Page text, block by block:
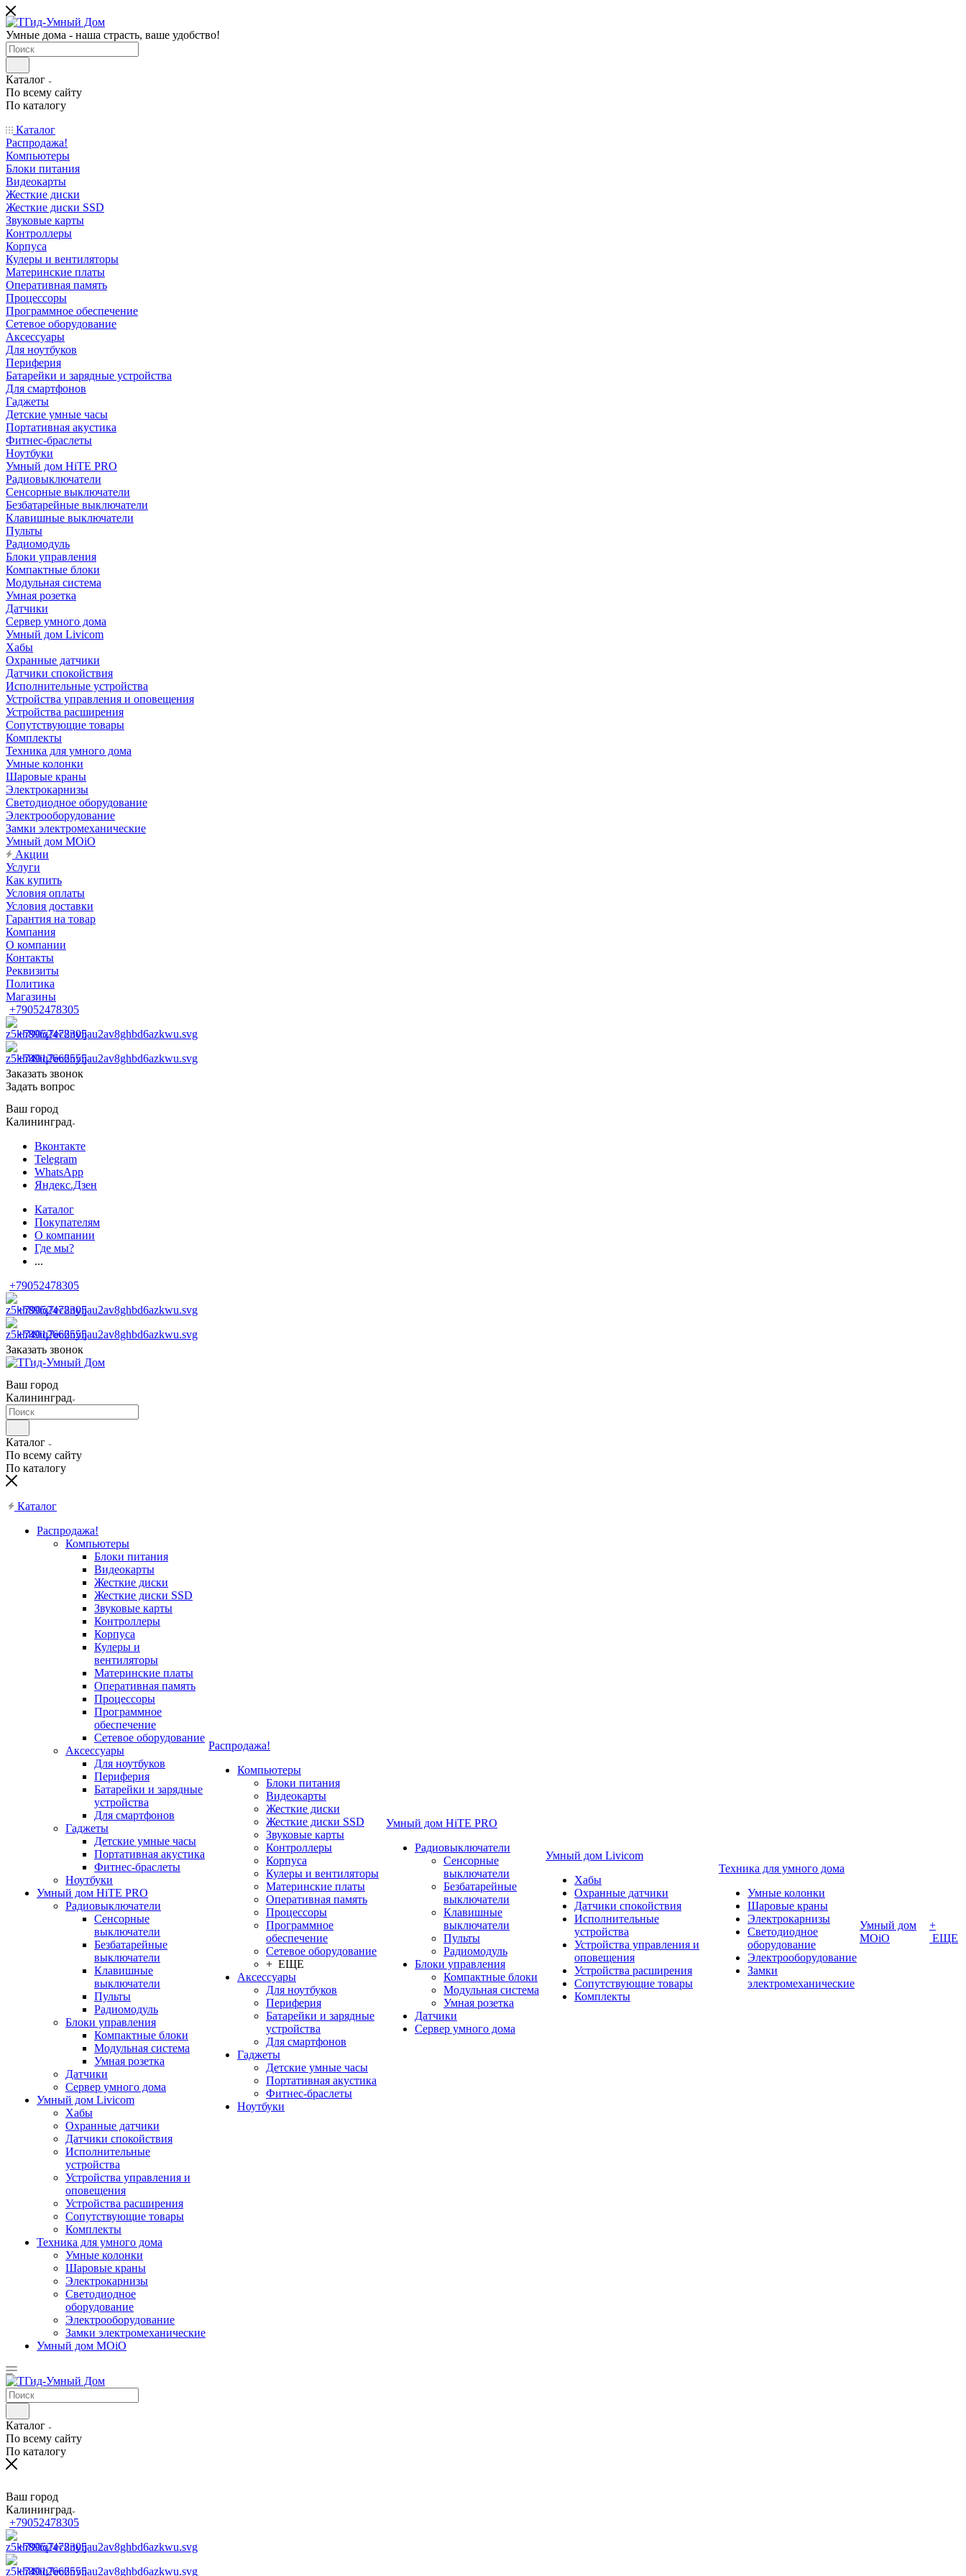
Умные дома - наша страсть, ваше удобство!
Каталог
По всему сайту
По каталогу
Каталог
Распродажа!
Компьютеры
Блоки питания
Видеокарты
Жесткие диски
Жесткие диски SSD
Звуковые карты
Контроллеры
Корпуса
Кулеры и вентиляторы
Материнские платы
Оперативная память
Процессоры
Программное обеспечение
Сетевое оборудование
Аксессуары
Для ноутбуков
Периферия
Батарейки и зарядные устройства
Для смартфонов
Гаджеты
Детские умные часы
Портативная акустика
Фитнес-браслеты
Ноутбуки
Умный дом HiTE PRO
Радиовыключатели
Сенсорные выключатели
Безбатарейные выключатели
Клавишные выключатели
Пульты
Радиомодуль
Блоки управления
Компактные блоки
Модульная система
Умная розетка
Датчики
Сервер умного дома
Умный дом Livicom
Хабы
Охранные датчики
Датчики спокойствия
Исполнительные устройства
Устройства управления и оповещения
Устройства расширения
Сопутствующие товары
Комплекты
Техника для умного дома
Умные колонки
Шаровые краны
Электрокарнизы
Светодиодное оборудование
Электрооборудование
Замки электромеханические
Умный дом MOiO
Акции
Услуги
Как купить
Условия оплаты
Условия доставки
Гарантия на товар
Компания
О компании
Контакты
Реквизиты
Политика
Магазины
+79052478305
+79052478305
+74012666555
Заказать звонок
Задать вопрос
Ваш город
Калининград
Вконтакте
Telegram
WhatsApp
Яндекс.Дзен
Каталог
Покупателям
О компании
Где мы?
...
+79052478305
+79052478305
+74012666555
Заказать звонок
Ваш город
Калининград
Каталог
По всему сайту
По каталогу
Каталог
Распродажа!
Компьютеры
Блоки питания
Видеокарты
Жесткие диски
Жесткие диски SSD
Звуковые карты
Контроллеры
Корпуса
Кулеры и
вентиляторы
Материнские платы
Оперативная память
Процессоры
Программное
обеспечение
Сетевое оборудование
Аксессуары
Для ноутбуков
Периферия
Батарейки и зарядные
устройства
Для смартфонов
Гаджеты
Детские умные часы
Портативная акустика
Фитнес-браслеты
Ноутбуки
Умный дом HiTE PRO
Радиовыключатели
Сенсорные
выключатели
Безбатарейные
выключатели
Клавишные
выключатели
Пульты
Радиомодуль
Блоки управления
Компактные блоки
Модульная система
Умная розетка
Датчики
Сервер умного дома
Умный дом Livicom
Хабы
Охранные датчики
Датчики спокойствия
Исполнительные
устройства
Устройства управления и
оповещения
Устройства расширения
Сопутствующие товары
Комплекты
Техника для умного дома
Умные колонки
Шаровые краны
Электрокарнизы
Светодиодное
оборудование
Электрооборудование
Замки электромеханические
Умный дом MOiO
Распродажа!
Компьютеры
Блоки питания
Видеокарты
Жесткие диски
Жесткие диски SSD
Звуковые карты
Контроллеры
Корпуса
Кулеры и вентиляторы
Материнские платы
Оперативная память
Процессоры
Программное
обеспечение
Сетевое оборудование
+ ЕЩЕ
Аксессуары
Для ноутбуков
Периферия
Батарейки и зарядные
устройства
Для смартфонов
Гаджеты
Детские умные часы
Портативная акустика
Фитнес-браслеты
Ноутбуки
Умный дом HiTE PRO
Радиовыключатели
Сенсорные
выключатели
Безбатарейные
выключатели
Клавишные
выключатели
Пульты
Радиомодуль
Блоки управления
Компактные блоки
Модульная система
Умная розетка
Датчики
Сервер умного дома
Умный дом Livicom
Хабы
Охранные датчики
Датчики спокойствия
Исполнительные
устройства
Устройства управления и
оповещения
Устройства расширения
Сопутствующие товары
Комплекты
Техника для умного дома
Умные колонки
Шаровые краны
Электрокарнизы
Светодиодное
оборудование
Электрооборудование
Замки
электромеханические
Умный дом
MOiO
+
ЕЩЕ
Каталог
По всему сайту
По каталогу
Ваш город
Калининград
+79052478305
+79052478305
+74012666555